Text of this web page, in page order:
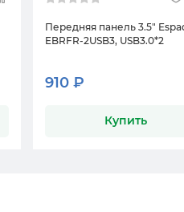
Передняя панель 3.5"
EBRFR-2USB3, USB3.0*2
910 ₽
Купить